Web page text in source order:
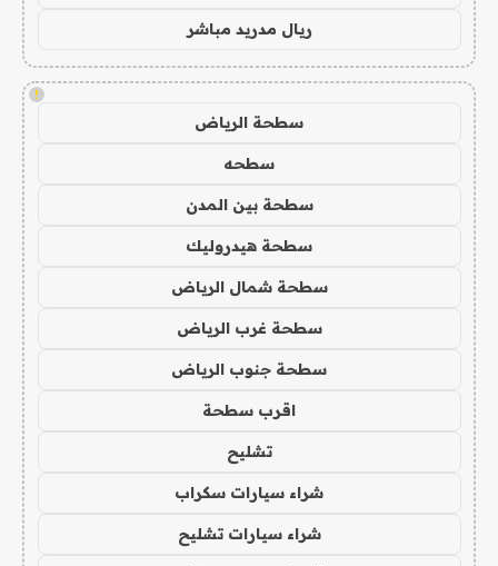
ريال مدريد مباشر
!
سطحة الرياض
سطحه
سطحة بين المدن
سطحة هيدروليك
سطحة شمال الرياض
سطحة غرب الرياض
سطحة جنوب الرياض
اقرب سطحة
تشليح
شراء سيارات سكراب
شراء سيارات تشليح